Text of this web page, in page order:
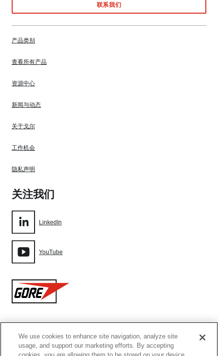
联系我们
产品类别
查看所有产品
资源中心
新闻与动态
关于戈尔
工作机会
隐私声明
关注我们
LinkedIn
YouTube
Gore
网站地图
We use cookies to enhance site navigation, analyze site
usage, and support our marketing efforts. By accepting